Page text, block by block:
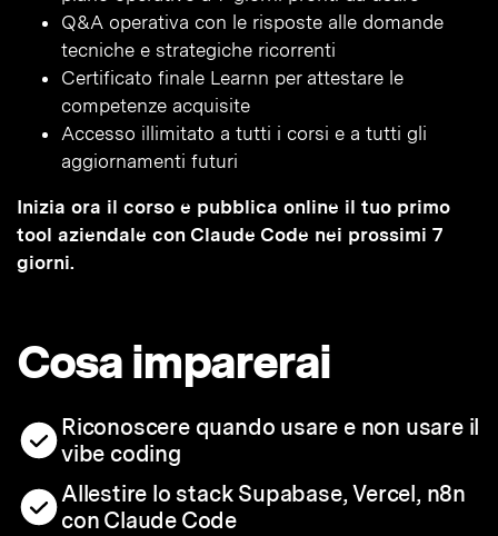
Q&A operativa con le risposte alle domande
tecniche e strategiche ricorrenti
Certificato finale Learnn per attestare le
competenze acquisite
Accesso illimitato a tutti i corsi e a tutti gli
aggiornamenti futuri
Inizia ora il corso e pubblica online il tuo primo
tool aziendale con Claude Code nei prossimi 7
giorni.
Cosa imparerai
Riconoscere quando usare e non usare il
vibe coding
Allestire lo stack Supabase, Vercel, n8n
con Claude Code